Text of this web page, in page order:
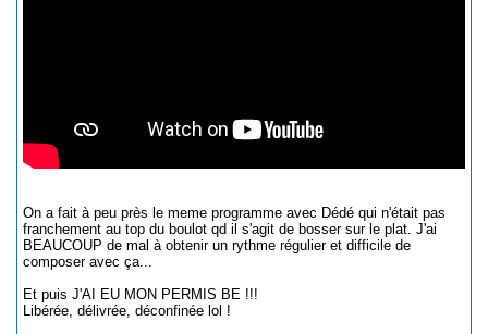
On a fait à peu près le meme programme avec Dédé qui n'était pas
franchement au top du boulot qd il s'agit de bosser sur le plat. J'ai
BEAUCOUP de mal à obtenir un rythme régulier et difficile de
composer avec ça...
Et puis J'AI EU MON PERMIS BE !!!
Libérée, délivrée, déconfinée lol !